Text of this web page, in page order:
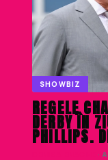
SHOWBIZ
REGELE
DERBY ÎN
PHILLIPS.
·